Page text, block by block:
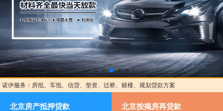
诺伊服务：房抵、车抵、信贷、垫资、过桥、赎楼、规划贷款方案
北京房产抵押贷款 北京按揭房再贷款